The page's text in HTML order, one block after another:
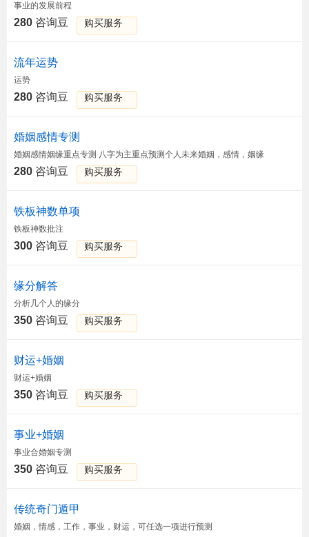
事业的发展前程
280 咨询豆 购买服务
流年运势
运势
280 咨询豆 购买服务
婚姻感情专测
婚姻感情姻缘重点专测 八字为主重点预测个人未来婚姻，感情，姻缘
280 咨询豆 购买服务
铁板神数单项
铁板神数批注
300 咨询豆 购买服务
缘分解答
分析几个人的缘分
350 咨询豆 购买服务
财运+婚姻
财运+婚姻
350 咨询豆 购买服务
事业+婚姻
事业合婚姻专测
350 咨询豆 购买服务
传统奇门遁甲
婚姻，情感，工作，事业，财运，可任选一项进行预测